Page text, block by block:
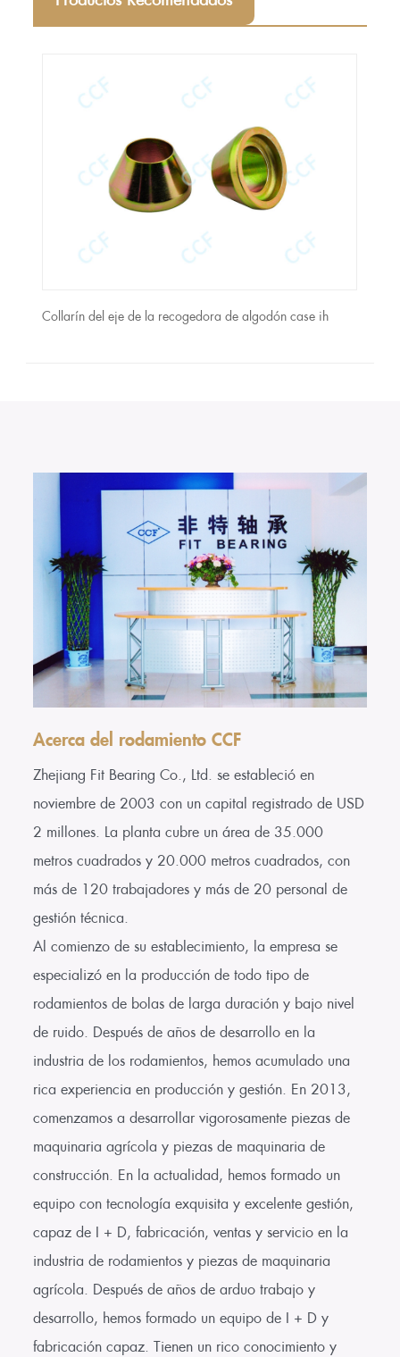
Collarín del eje de la recogedora de algodón case ih
Acerca del rodamiento CCF
Zhejiang Fit Bearing Co., Ltd. se estableció en
noviembre de 2003 con un capital registrado de USD
2 millones. La planta cubre un área de 35.000
metros cuadrados y 20.000 metros cuadrados, con
más de 120 trabajadores y más de 20 personal de
gestión técnica.
Al comienzo de su establecimiento, la empresa se
especializó en la producción de todo tipo de
rodamientos de bolas de larga duración y bajo nivel
de ruido. Después de años de desarrollo en la
industria de los rodamientos, hemos acumulado una
rica experiencia en producción y gestión. En 2013,
comenzamos a desarrollar vigorosamente piezas de
maquinaria agrícola y piezas de maquinaria de
construcción. En la actualidad, hemos formado un
equipo con tecnología exquisita y excelente gestión,
capaz de I + D, fabricación, ventas y servicio en la
industria de rodamientos y piezas de maquinaria
agrícola. Después de años de arduo trabajo y
desarrollo, hemos formado un equipo de I + D y
fabricación capaz. Tienen un rico conocimiento y